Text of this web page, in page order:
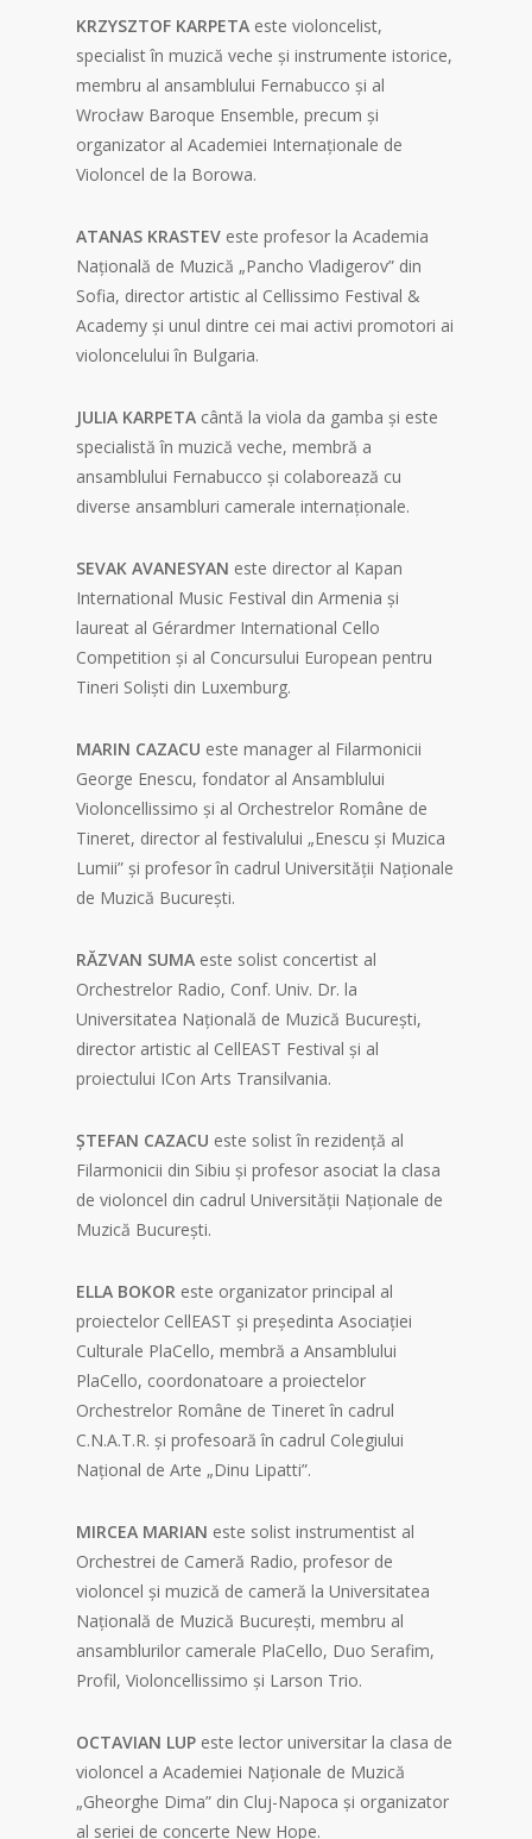
KRZYSZTOF KARPETA este violoncelist,
specialist în muzică veche și instrumente istorice,
membru al ansamblului Fernabucco și al
Wrocław Baroque Ensemble, precum și
organizator al Academiei Internaționale de
Violoncel de la Borowa.
ATANAS KRASTEV este profesor la Academia
Națională de Muzică „Pancho Vladigerov” din
Sofia, director artistic al Cellissimo Festival &
Academy și unul dintre cei mai activi promotori ai
violoncelului în Bulgaria.
JULIA KARPETA cântă la viola da gamba și este
specialistă în muzică veche, membră a
ansamblului Fernabucco și colaborează cu
diverse ansambluri camerale internaționale.
SEVAK AVANESYAN este director al Kapan
International Music Festival din Armenia și
laureat al Gérardmer International Cello
Competition și al Concursului European pentru
Tineri Soliști din Luxemburg.
MARIN CAZACU este manager al Filarmonicii
George Enescu, fondator al Ansamblului
Violoncellissimo și al Orchestrelor Române de
Tineret, director al festivalului „Enescu și Muzica
Lumii” și profesor în cadrul Universității Naționale
de Muzică București.
RĂZVAN SUMA este solist concertist al
Orchestrelor Radio, Conf. Univ. Dr. la
Universitatea Națională de Muzică București,
director artistic al CellEAST Festival și al
proiectului ICon Arts Transilvania.
ȘTEFAN CAZACU este solist în rezidență al
Filarmonicii din Sibiu și profesor asociat la clasa
de violoncel din cadrul Universității Naționale de
Muzică București.
ELLA BOKOR este organizator principal al
proiectelor CellEAST și președinta Asociației
Culturale PlaCello, membră a Ansamblului
PlaCello, coordonatoare a proiectelor
Orchestrelor Române de Tineret în cadrul
C.N.A.T.R. și profesoară în cadrul Colegiului
Național de Arte „Dinu Lipatti”.
MIRCEA MARIAN este solist instrumentist al
Orchestrei de Cameră Radio, profesor de
violoncel și muzică de cameră la Universitatea
Națională de Muzică București, membru al
ansamblurilor camerale PlaCello, Duo Serafim,
Profil, Violoncellissimo și Larson Trio.
OCTAVIAN LUP este lector universitar la clasa de
violoncel a Academiei Naționale de Muzică
„Gheorghe Dima” din Cluj-Napoca și organizator
al seriei de concerte New Hope.